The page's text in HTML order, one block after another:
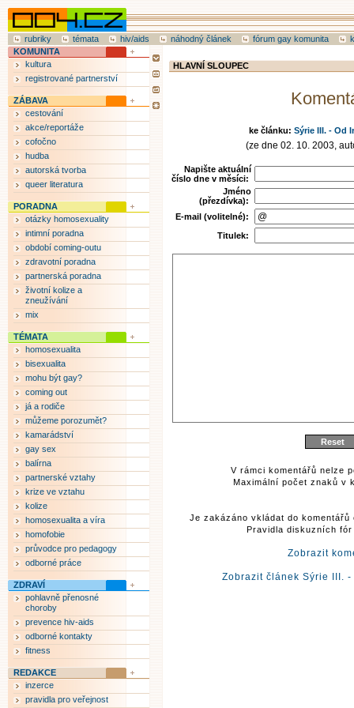
rubriky témata hiv/aids náhodný článek fórum gay komunita
HLAVNÍ SLOUPEC
ke článku: Sýrie III. - Od
(ze dne 02. 10. 2003,
Napište aktuální
číslo dne v měsíci:
Jméno
(přezdívka):
E-mail (volitelné):
Titulek:
V rámci komentářů nelze
Maximální počet znaků v
Je zakázáno vkládat do
Pravidla diskuzních
Zobrazit
Zobrazit článek Sýrie III. -
KOMUNITA
kultura
registrované partnerství
ZÁBAVA
cestování
akce/reportáže
cofočno
hudba
autorská tvorba
queer literatura
PORADNA
otázky homosexuality
intimní poradna
období coming-outu
zdravotní poradna
partnerská poradna
životní kolize a
zneužívání
mix
TÉMATA
homosexualita
bisexualita
mohu být gay?
coming out
já a rodiče
můžeme porozumět?
kamarádství
gay sex
balírna
partnerské vztahy
krize ve vztahu
kolize
homosexualita a víra
homofobie
průvodce pro pedagogy
odborné práce
ZDRAVÍ
pohlavně přenosné
choroby
prevence hiv-aids
odborné kontakty
fitness
REDAKCE
inzerce
pravidla pro veřejnost